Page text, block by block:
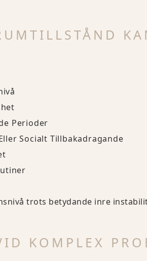
Perioder
Socialt Tillbakadragande
trots betydande inre
KOMPLEX